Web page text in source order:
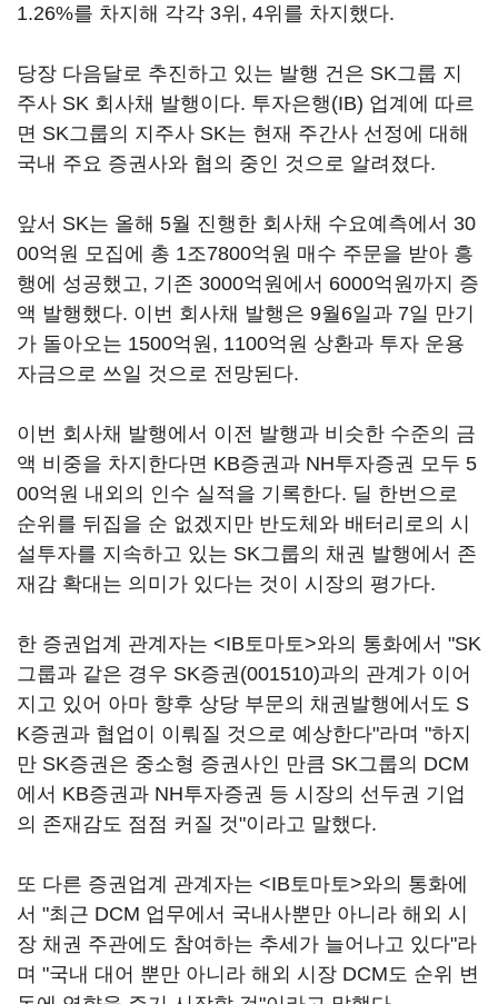
1.26%를 차지해 각각 3위, 4위를 차지했다.
당장 다음달로 추진하고 있는 발행 건은 SK그룹 지
주사 SK 회사채 발행이다. 투자은행(IB) 업계에 따르
면 SK그룹의 지주사 SK는 현재 주간사 선정에 대해
국내 주요 증권사와 협의 중인 것으로 알려졌다.
앞서 SK는 올해 5월 진행한 회사채 수요예측에서 30
00억원 모집에 총 1조7800억원 매수 주문을 받아 흥
행에 성공했고, 기존 3000억원에서 6000억원까지 증
액 발행했다. 이번 회사채 발행은 9월6일과 7일 만기
가 돌아오는 1500억원, 1100억원 상환과 투자 운용
자금으로 쓰일 것으로 전망된다.
이번 회사채 발행에서 이전 발행과 비슷한 수준의 금
액 비중을 차지한다면 KB증권과 NH투자증권 모두 5
00억원 내외의 인수 실적을 기록한다. 딜 한번으로
순위를 뒤집을 순 없겠지만 반도체와 배터리로의 시
설투자를 지속하고 있는 SK그룹의 채권 발행에서 존
재감 확대는 의미가 있다는 것이 시장의 평가다.
한 증권업계 관계자는 <IB토마토>와의 통화에서 "SK
그룹과 같은 경우 SK증권(001510)과의 관계가 이어
지고 있어 아마 향후 상당 부문의 채권발행에서도 S
K증권과 협업이 이뤄질 것으로 예상한다"라며 "하지
만 SK증권은 중소형 증권사인 만큼 SK그룹의 DCM
에서 KB증권과 NH투자증권 등 시장의 선두권 기업
의 존재감도 점점 커질 것"이라고 말했다.
또 다른 증권업계 관계자는 <IB토마토>와의 통화에
서 "최근 DCM 업무에서 국내사뿐만 아니라 해외 시
장 채권 주관에도 참여하는 추세가 늘어나고 있다"라
며 "국내 대어 뿐만 아니라 해외 시장 DCM도 순위 변